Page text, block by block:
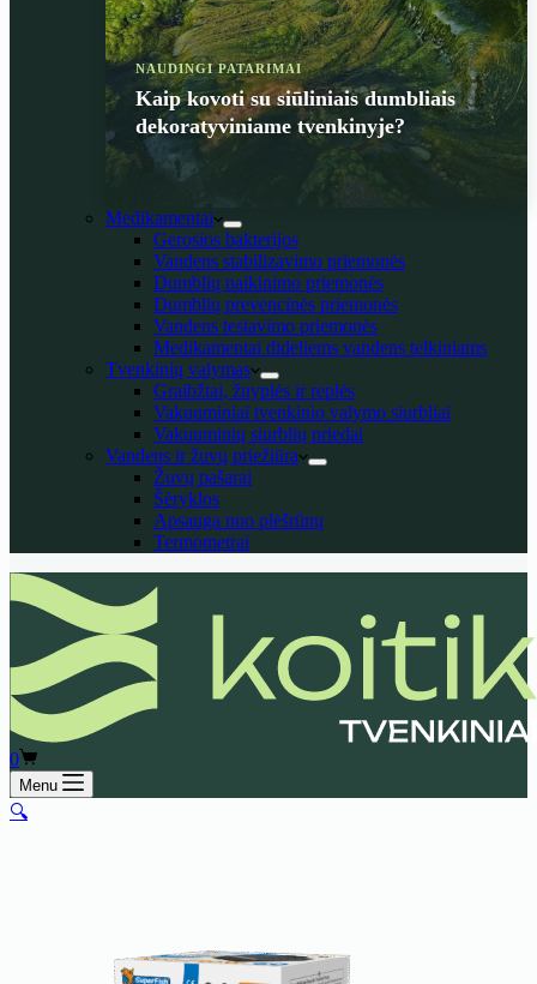
NAUDINGI PATARIMAI
Kaip kovoti su siūliniais dumbliais
dekoratyviniame tvenkinyje?
Medikamentai
Gerosios bakterijos
Vandens stabilizavimo priemonės
Dumblių naikinimo priemonės
Dumblių prevencinės priemonės
Vandens testavimo priemonės
Medikamentai dideliems vandens telkiniams
Tvenkinių valymas
Graibžtai, žnyplės ir replės
Vakuuminiai tvenkinio valymo siurbliai
Vakuuminių siurblių priedai
Vandens ir žuvų priežiūra
Žuvų pašarai
Šėryklos
Apsauga nuo plėšrūnų
Termometrai
Shopping
cart
0
Menu
🔍